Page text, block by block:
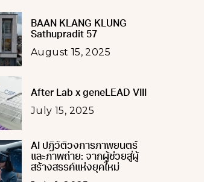
BAAN KLANG KLUNG
Sathupradit 57
August 15, 2025
After Lab x geneLEAD VIII
July 15, 2025
AI ปฏิวัติวงการภาพยนตร์
และภาพถ่าย: จากผู้ช่วยสู่ผู้
สร้างสรรค์แห่งยุคใหม่